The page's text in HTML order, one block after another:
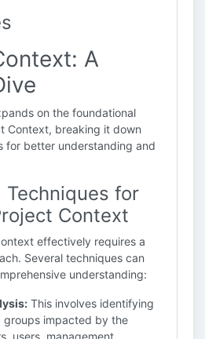
A
on the foundational
Context, breaking it down
for better understanding and
Techniques for
Context
effectively requires a
Several techniques can
understanding:
This involves identifying
groups impacted by the
users, management,